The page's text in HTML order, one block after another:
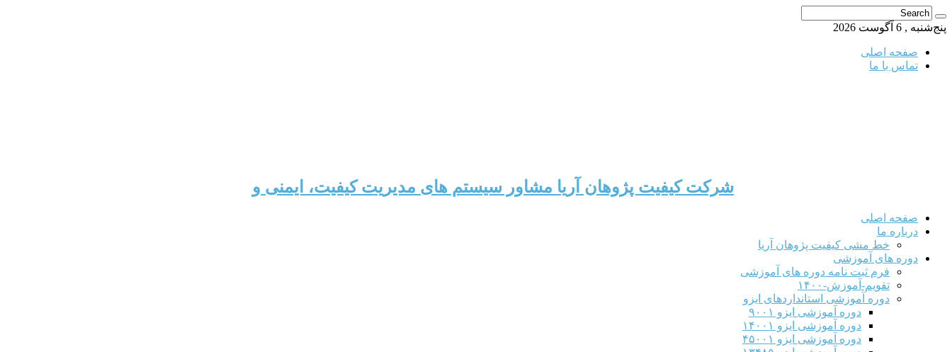
پنج‌شنبه , 6 آگوست 2026
صفحه اصلی
تماس با ما
شرکت کیفیت پژوهان آریا مشاور سیستم های مدیریت کیفیت، ایمنی و
صفحه اصلی
درباره ما
خط مشی کیفیت پژوهان آریا
دوره های آموزشی
فرم ثبت نامه دوره های آموزشی
تقویم-آموزش-۱۴۰۰
دوره آموزشی استانداردهای ایزو
دوره آموزشی ایزو ۹۰۰۱
دوره آموزشی ایزو ۱۴۰۰۱
دوره آموزشی ایزو ۴۵۰۰۱